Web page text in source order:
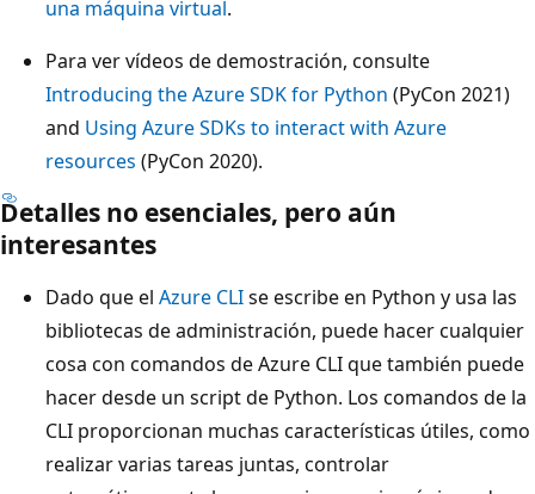
una máquina virtual.
Para ver vídeos de demostración, consulte
Introducing the Azure SDK for Python (PyCon 2021)
and Using Azure SDKs to interact with Azure
resources (PyCon 2020).
Detalles no esenciales, pero aún
interesantes
Dado que el Azure CLIse escribe en Python y usa las
bibliotecas de administración, puede hacer cualquier
cosa con comandos de Azure CLI que también puede
hacer desde un script de Python. Los comandos de la
CLI proporcionan muchas características útiles, como
realizar varias tareas juntas, controlar